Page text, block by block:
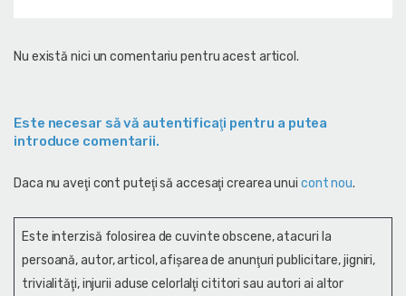
Nu există nici un comentariu pentru acest articol.
Este necesar să vă autentificaţi pentru a putea
introduce comentarii.
Daca nu aveţi cont puteţi să accesaţi crearea unui cont nou.
Este interzisă folosirea de cuvinte obscene, atacuri la
persoană, autor, articol, afişarea de anunţuri publicitare, jigniri,
trivialităţi, injurii aduse celorlalţi cititori sau autori ai altor